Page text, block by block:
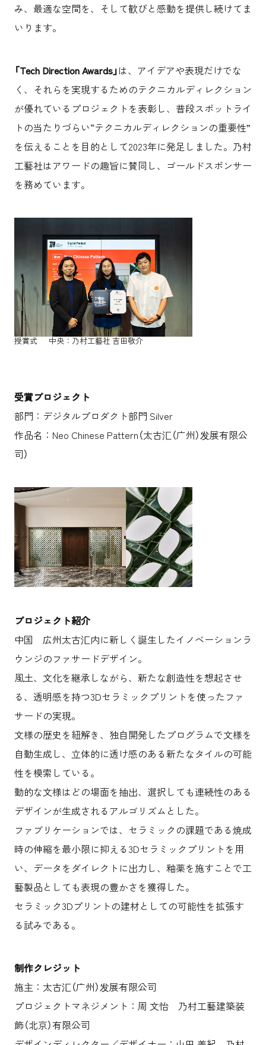
み、最適な空間を、そして歓びと感動を提供し続けてま
いります。
「Tech Direction Awards」は、アイデアや表現だけでな
く、それらを実現するためのテクニカルディレクション
が優れているプロジェクトを表彰し、普段スポットライ
トの当たりづらい“テクニカルディレクションの重要性”
を伝えることを目的として2023年に発足しました。乃村
工藝社はアワードの趣旨に賛同し、ゴールドスポンサー
を務めています。
授賞式 中央：乃村工藝社 吉田敬介
受賞プロジェクト
部門：デジタルプロダクト部門 Silver
作品名：Neo Chinese Pattern（太古汇（广州）发展有限公
司）
プロジェクト紹介
中国 広州太古汇内に新しく誕生したイノベーションラ
ウンジのファサードデザイン。
風土、文化を継承しながら、新たな創造性を想起させ
る、透明感を持つ3Dセラミックプリントを使ったファ
サードの実現。
文様の歴史を紐解き、独自開発したプログラムで文様を
自動生成し、立体的に透け感のある新たなタイルの可能
性を模索している。
動的な文様はどの場面を抽出、選択しても連続性のある
デザインが生成されるアルゴリズムとした。
ファブリケーションでは、セラミックの課題である焼成
時の伸縮を最小限に抑える3Dセラミックプリントを用
い、データをダイレクトに出力し、釉薬を施すことで工
藝製品としても表現の豊かさを獲得した。
セラミック3Dプリントの建材としての可能性を拡張す
る試みである。
制作クレジット
施主：太古汇（广州）发展有限公司
プロジェクトマネジメント：周 文怡 乃村工藝建築装
飾（北京）有限公司